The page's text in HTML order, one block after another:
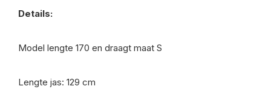
Details:
Model lengte 170 en draagt maat S
Lengte jas: 129 cm